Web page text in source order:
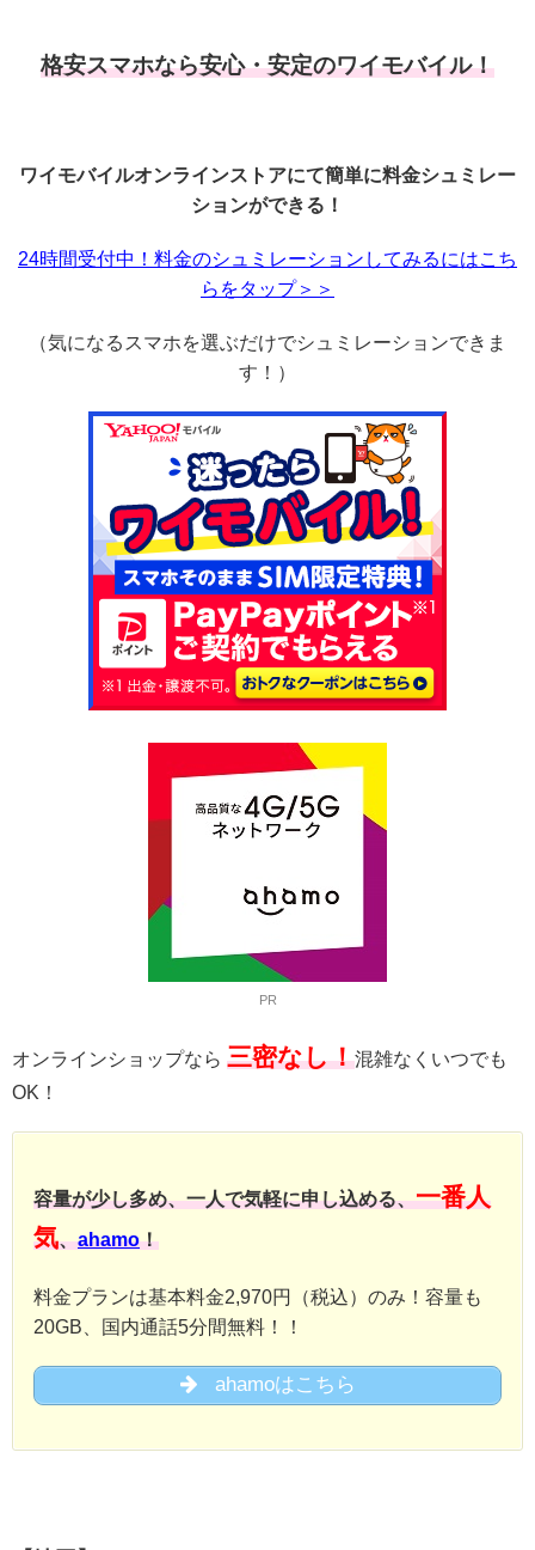
格安スマホなら安心・安定のワイモバイル！
ワイモバイルオンラインストアにて簡単に料金シュミレー
ションができる！
24時間受付中！料金のシュミレーションしてみるにはこち
らをタップ＞＞
（気になるスマホを選ぶだけでシュミレーションできま
す！）
PR
オンラインショップなら 三密なし！混雑なくいつでも
OK！
容量が少し多め、一人で気軽に申し込める、一番人
気、ahamo！
料金プランは基本料金2,970円（税込）のみ！容量も
20GB、国内通話5分間無料！！
ahamoはこちら